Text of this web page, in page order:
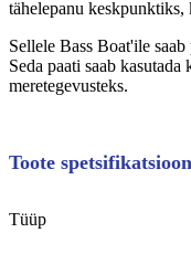
tähelepanu keskpunktiks,
Sellele Bass Boat'ile
Seda paati saab
meretegevusteks.
Toote spetsifikatsioon
Tüüp